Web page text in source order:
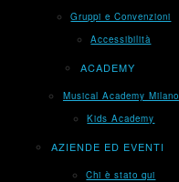
Gruppi e Convenzioni
Accessibilità
ACADEMY
Musical Academy Milano
Kids Academy
AZIENDE ED EVENTI
Chi è stato qui